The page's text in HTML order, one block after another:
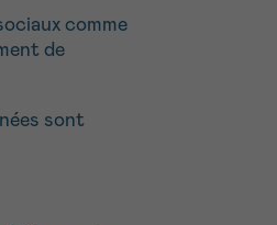
comme
de
sont